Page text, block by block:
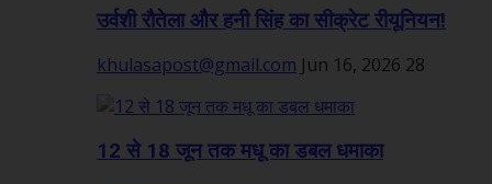
उर्वशी रौतेला और हनी सिंह का सीक्रेट रीयूनियन!
khulasapost@gmail.com Jun 16, 2026 28
12 से 18 जून तक मधू का डबल धमाका